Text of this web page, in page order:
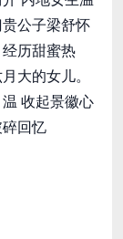
公子梁舒怀
历甜蜜热
大的女儿。
收起景徽心
回忆